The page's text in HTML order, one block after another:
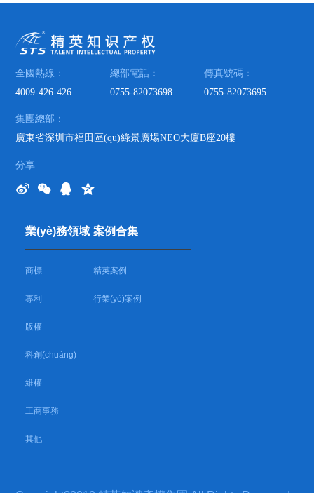
全國熱線：
4009-426-426
總部電話：
0755-82073698
傳真號碼：
0755-82073695
集團總部：
廣東省深圳市福田區(qū)綠景廣場NEO大廈B座20樓
分享
業(yè)務領域
商標
專利
版權
科創(chuàng)
維權
工商事務
其他
案例合集
精英案例
行業(yè)案例